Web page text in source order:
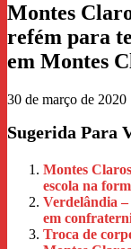
Montes
refém para
em Montes
30 de março de 2020
Sugerida Para
Montes
escola na
Verdelândia
em
Troca de